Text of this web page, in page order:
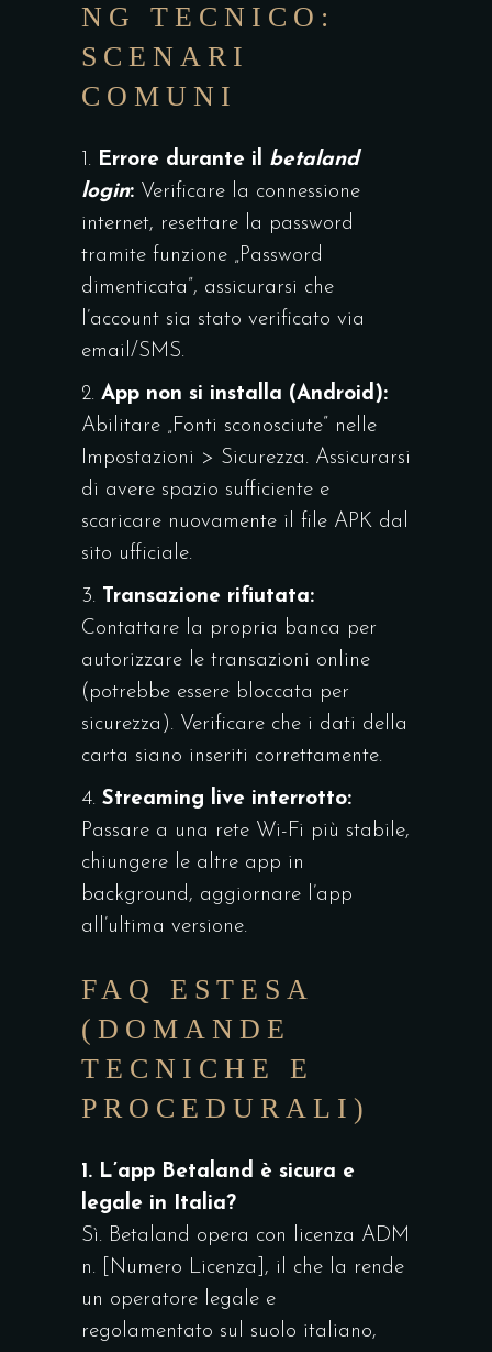
NG TECNICO:
SCENARI
COMUNI
1. Errore durante il betaland
login: Verificare la connessione
internet, resettare la password
tramite funzione „Password
dimenticata”, assicurarsi che
l’account sia stato verificato via
email/SMS.
2. App non si installa (Android):
Abilitare „Fonti sconosciute” nelle
Impostazioni > Sicurezza. Assicurarsi
di avere spazio sufficiente e
scaricare nuovamente il file APK dal
sito ufficiale.
3. Transazione rifiutata:
Contattare la propria banca per
autorizzare le transazioni online
(potrebbe essere bloccata per
sicurezza). Verificare che i dati della
carta siano inseriti correttamente.
4. Streaming live interrotto:
Passare a una rete Wi-Fi più stabile,
chiungere le altre app in
background, aggiornare l’app
all’ultima versione.
FAQ ESTESA
(DOMANDE
TECNICHE E
PROCEDURALI)
1. L’app Betaland è sicura e
legale in Italia?
Sì. Betaland opera con licenza ADM
n. [Numero Licenza], il che la rende
un operatore legale e
regolamentato sul suolo italiano,